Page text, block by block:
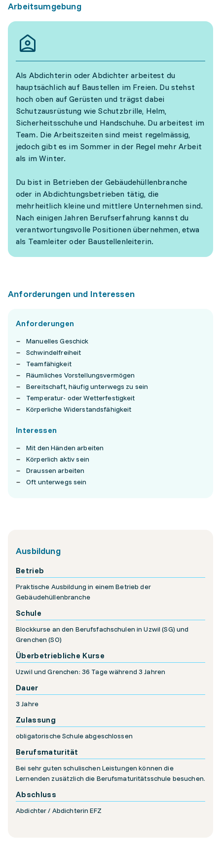
Arbeitsumgebung
Als Abdichterin oder Abdichter arbeitest du
hauptsächlich auf Baustellen im Freien. Du stehst
hoch oben auf Gerüsten und trägst dabei
Schutzausrüstung wie Schutzbrille, Helm,
Sicherheitsschuhe und Handschuhe. Du arbeitest im
Team. Die Arbeitszeiten sind meist regelmässig,
jedoch gibt es im Sommer in der Regel mehr Arbeit
als im Winter.
Du bist in Betrieben der Gebäudehüllenbranche
oder in Abdichtungsbetrieben tätig, die
mehrheitlich kleine und mittlere Unternehmen sind.
Nach einigen Jahren Berufserfahrung kannst du
verantwortungsvolle Positionen übernehmen, etwa
als Teamleiter oder Baustellenleiterin.
Anforderungen und Interessen
Anforderungen
Manuelles Geschick
Schwindelfreiheit
Teamfähigkeit
Räumliches Vorstellungsvermögen
Bereitschaft, häufig unterwegs zu sein
Temperatur- oder Wetterfestigkeit
Körperliche Widerstandsfähigkeit
Interessen
Mit den Händen arbeiten
Körperlich aktiv sein
Draussen arbeiten
Oft unterwegs sein
Ausbildung
Betrieb
Praktische Ausbildung in einem Betrieb der
Gebäudehüllenbranche
Schule
Blockkurse an den Berufsfachschulen in Uzwil (SG) und
Grenchen (SO)
Überbetriebliche Kurse
Uzwil und Grenchen: 36 Tage während 3 Jahren
Dauer
3 Jahre
Zulassung
obligatorische Schule abgeschlossen
Berufsmaturität
Bei sehr guten schulischen Leistungen können die
Lernenden zusätzlich die Berufsmaturitätsschule besuchen.
Abschluss
Abdichter / Abdichterin EFZ